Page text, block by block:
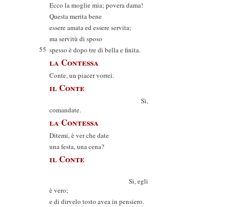
Ecco la moglie mia; povera dama!
Questa merita bene
essere amata ed essere servita;
ma servitù di sposo
55 spesso è dopo tre dì bella e finita.
la Contessa
Conte, un piacer vorrei.
il Conte
Sì,
comandate.
la Contessa
Ditemi, è ver che date
una festa, una cena?
il Conte
Sì, egli
è vero;
e di dirvelo tosto avea in pensiero.